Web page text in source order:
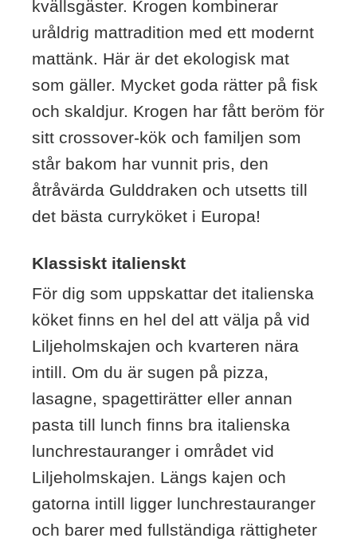
kvällsgäster. Krogen kombinerar
uråldrig mattradition med ett modernt
mattänk. Här är det ekologisk mat
som gäller. Mycket goda rätter på fisk
och skaldjur. Krogen har fått beröm för
sitt crossover-kök och familjen som
står bakom har vunnit pris, den
åtråvärda Gulddraken och utsetts till
det bästa curryköket i Europa!
Klassiskt italienskt
För dig som uppskattar det italienska
köket finns en hel del att välja på vid
Liljeholmskajen och kvarteren nära
intill. Om du är sugen på pizza,
lasagne, spagettirätter eller annan
pasta till lunch finns bra italienska
lunchrestauranger i området vid
Liljeholmskajen. Längs kajen och
gatorna intill ligger lunchrestauranger
och barer med fullständiga rättigheter